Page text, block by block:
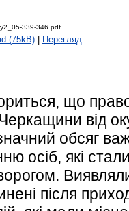
339-346.pdf
(75kB) Перегляд
що
від
обсяг
осіб, які
після